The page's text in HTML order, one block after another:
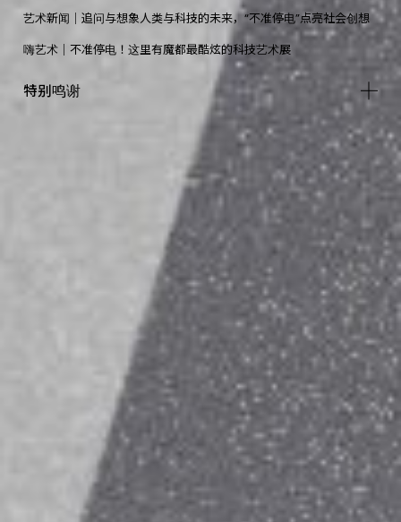
艺术新闻｜追问与想象人类与科技的未来，“不准停电”点亮社会创想
嗨艺术｜不准停电！这里有魔都最酷炫的科技艺术展
特别鸣谢